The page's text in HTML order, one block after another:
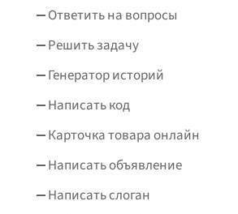
Ответить на вопросы
Решить задачу
Генератор историй
Написать код
Карточка товара онлайн
Написать объявление
Написать слоган